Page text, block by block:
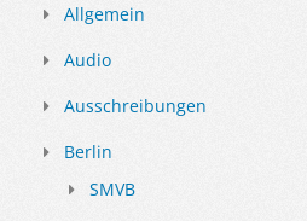
Allgemein
Audio
Ausschreibungen
Berlin
SMVB